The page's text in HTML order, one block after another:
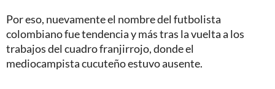
Por eso, nuevamente el nombre del futbolista
colombiano fue tendencia y más tras la vuelta a los
trabajos del cuadro franjirrojo, donde el
mediocampista cucuteño estuvo ausente.